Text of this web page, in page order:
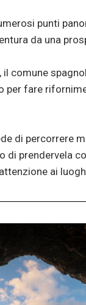
punti
da una
il comune
per fare
di percorrere
di prendervela
ai